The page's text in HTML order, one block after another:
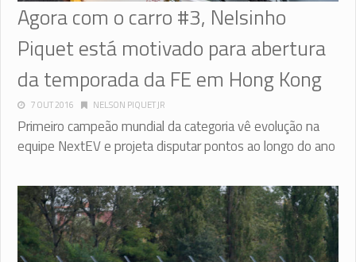
Agora com o carro #3, Nelsinho
Piquet está motivado para abertura
da temporada da FE em Hong Kong
7 OUT 2016 NELSON PIQUET JR
Primeiro campeão mundial da categoria vê evolução na
equipe NextEV e projeta disputar pontos ao longo do ano